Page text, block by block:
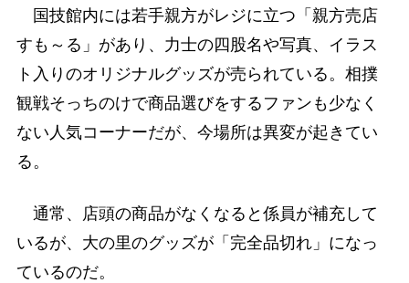
国技館内には若手親方がレジに立つ「親方売店
すも～る」があり、力士の四股名や写真、イラス
ト入りのオリジナルグッズが売られている。相撲
観戦そっちのけで商品選びをするファンも少なく
ない人気コーナーだが、今場所は異変が起きてい
る。
通常、店頭の商品がなくなると係員が補充して
いるが、大の里のグッズが「完全品切れ」になっ
ているのだ。